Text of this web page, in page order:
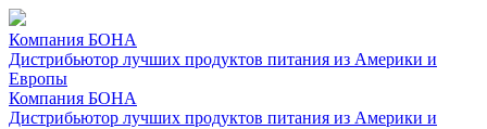
Компания БОНА
Дистрибьютор лучших продуктов питания из Америки и
Европы
Компания БОНА
Дистрибьютор лучших продуктов питания из Америки и